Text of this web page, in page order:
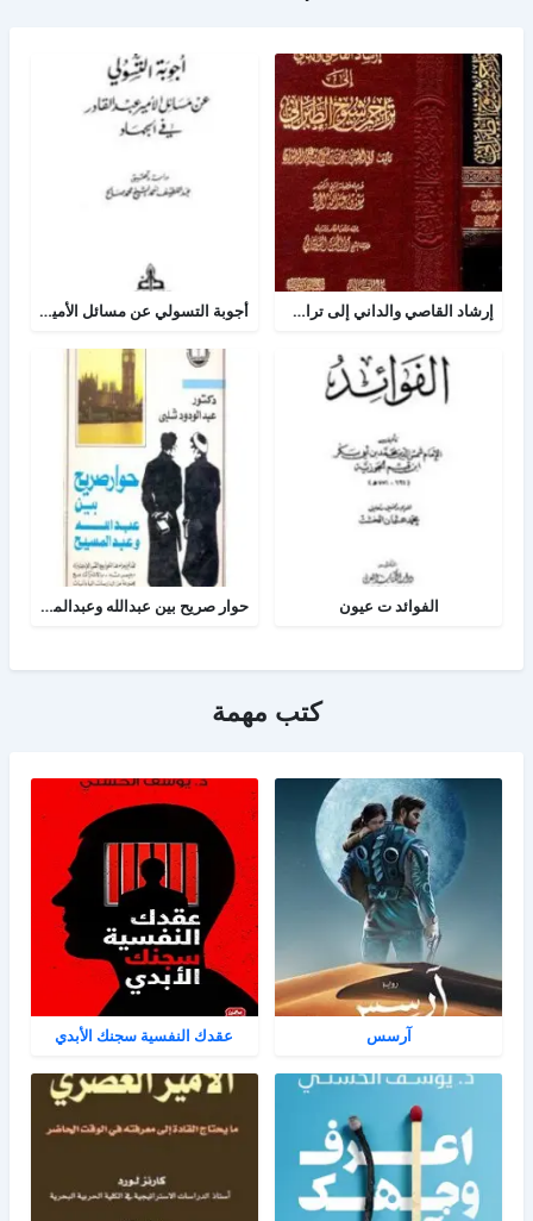
إرشاد القاصي والداني إلى تراجم شيوخ الطبراني أجوبة التسولي عن مسائل الأمير عبد القادر في الجهاد
الفوائد ت عيون حوار صريح بين عبدالله وعبدالمسيح
كتب مهمة
آرسس عقدك النفسية سجنك الأبدي